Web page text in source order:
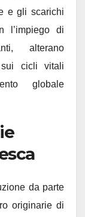
e gli scarichi
l’impiego di
alterano
sui cicli vitali
globale
da parte
originarie di